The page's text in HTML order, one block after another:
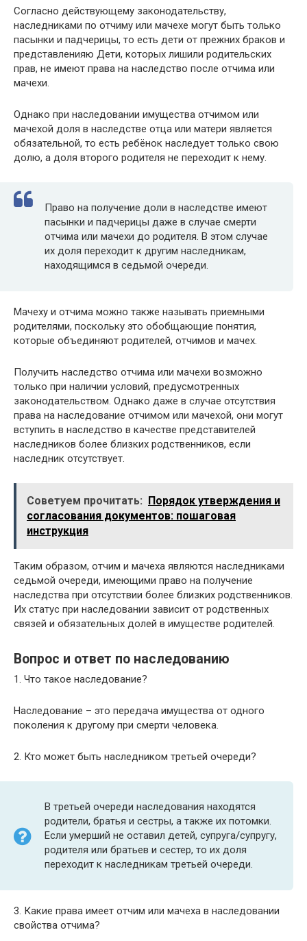
Согласно действующему законодательству,
наследниками по отчиму или мачехе могут быть только
пасынки и падчерицы, то есть дети от прежних браков и
представленияю Дети, которых лишили родительских
прав, не имеют права на наследство после отчима или
мачехи.
Однако при наследовании имущества отчимом или
мачехой доля в наследстве отца или матери является
обязательной, то есть ребёнок наследует только свою
долю, а доля второго родителя не переходит к нему.
Право на получение доли в наследстве имеют
пасынки и падчерицы даже в случае смерти
отчима или мачехи до родителя. В этом случае
их доля переходит к другим наследникам,
находящимся в седьмой очереди.
Мачеху и отчима можно также называть приемными
родителями, поскольку это обобщающие понятия,
которые объединяют родителей, отчимов и мачех.
Получить наследство отчима или мачехи возможно
только при наличии условий, предусмотренных
законодательством. Однако даже в случае отсутствия
права на наследование отчимом или мачехой, они могут
вступить в наследство в качестве представителей
наследников более близких родственников, если
наследник отсутствует.
Советуем прочитать:
Порядок утверждения и
согласования документов: пошаговая
инструкция
Таким образом, отчим и мачеха являются наследниками
седьмой очереди, имеющими право на получение
наследства при отсутствии более близких родственников.
Их статус при наследовании зависит от родственных
связей и обязательных долей в имуществе родителей.
Вопрос и ответ по наследованию
1. Что такое наследование?
Наследование – это передача имущества от одного
поколения к другому при смерти человека.
2. Кто может быть наследником третьей очереди?
В третьей очереди наследования находятся
родители, братья и сестры, а также их потомки.
Если умерший не оставил детей, супруга/супругу,
родителя или братьев и сестер, то их доля
переходит к наследникам третьей очереди.
3. Какие права имеет отчим или мачеха в наследовании
свойства отчима?